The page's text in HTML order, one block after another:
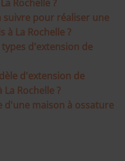
Rochelle ?
suivre pour réaliser une
à La Rochelle ?
d'extension de
d'extension de
Rochelle ?
d'une maison à ossature